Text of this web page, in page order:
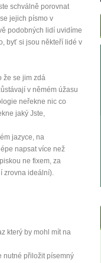
schválně porovnat
jejich písmo v
podobných lidí uvidíme
byť si jsou někteří lidé v
že se jim zdá
v němém úžasu
neřekne nic co
jaký Jste,
jazyce, na
napsat více než
ne fixem, za
zrovna ideální).
který by mohl mít na
nutné přiložit písemný